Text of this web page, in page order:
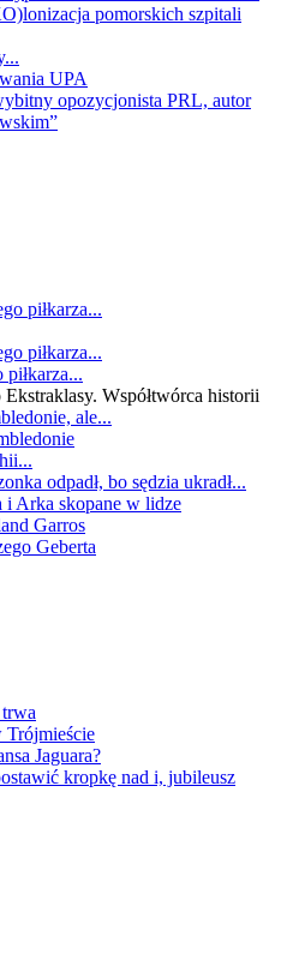
pomorskich szpitali
UPA
opozycjonista PRL, autor
Współtwórca historii
ale...
odpadł, bo sędzia ukradł...
i Arka skopane w lidze
Garros
Geberta
Trójmieście
Jaguara?
kropkę nad i, jubileusz